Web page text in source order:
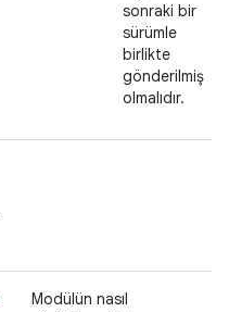
sonraki bir
sürümle
birlikte
gönderilmiş
olmalıdır.
Modülün nasıl